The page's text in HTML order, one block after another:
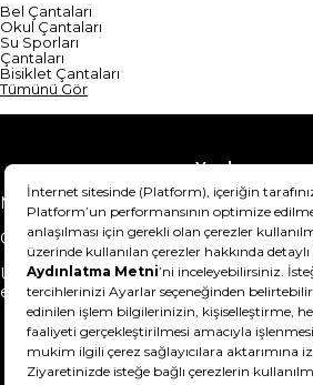
Bel Çantaları
Okul Çantaları
Su Sporları
Çantaları
Bisiklet Çantaları
Tümünü Gör
Yardım
Mesafeli Satış Sözleşmesi
Teslimat
Gizlilik Sözleşmesi
Şartlar &
Ürünümü nasıl iade
edebilirim?